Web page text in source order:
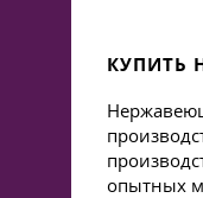
КУПИТЬ
опытных